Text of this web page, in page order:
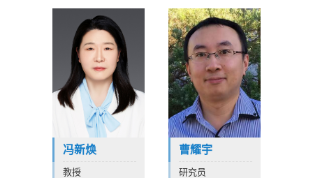
冯新焕
教授
曹耀宇
研究员